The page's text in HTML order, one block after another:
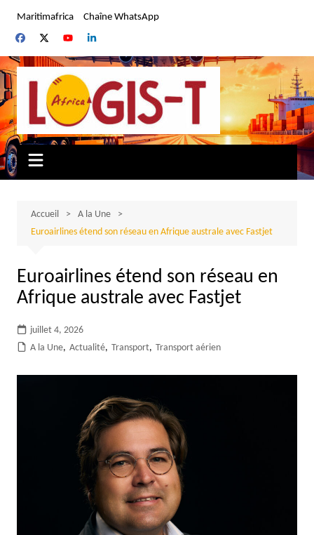
contenu
Maritimafrica Chaîne WhatsApp
Accueil
A la Une
Euroairlines étend son réseau en Afrique australe avec Fastjet
Euroairlines étend son réseau en
Afrique australe avec Fastjet
juillet 4, 2026
A la Une, Actualité, Transport, Transport aérien